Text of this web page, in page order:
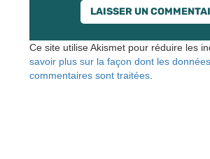
Ce site utilise Akismet pour réduire les
savoir plus sur la façon dont les
commentaires sont traitées